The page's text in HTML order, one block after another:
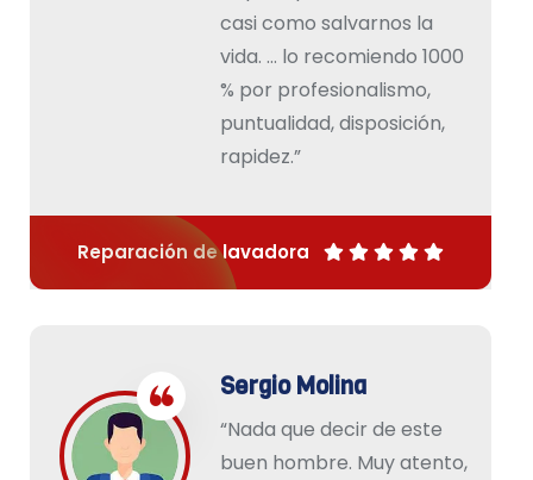
casi como salvarnos la
vida. … lo recomiendo 1000
% por profesionalismo,
puntualidad, disposición,
rapidez.”
Reparación de lavadora
Sergio Molina
“Nada que decir de este
buen hombre. Muy atento,